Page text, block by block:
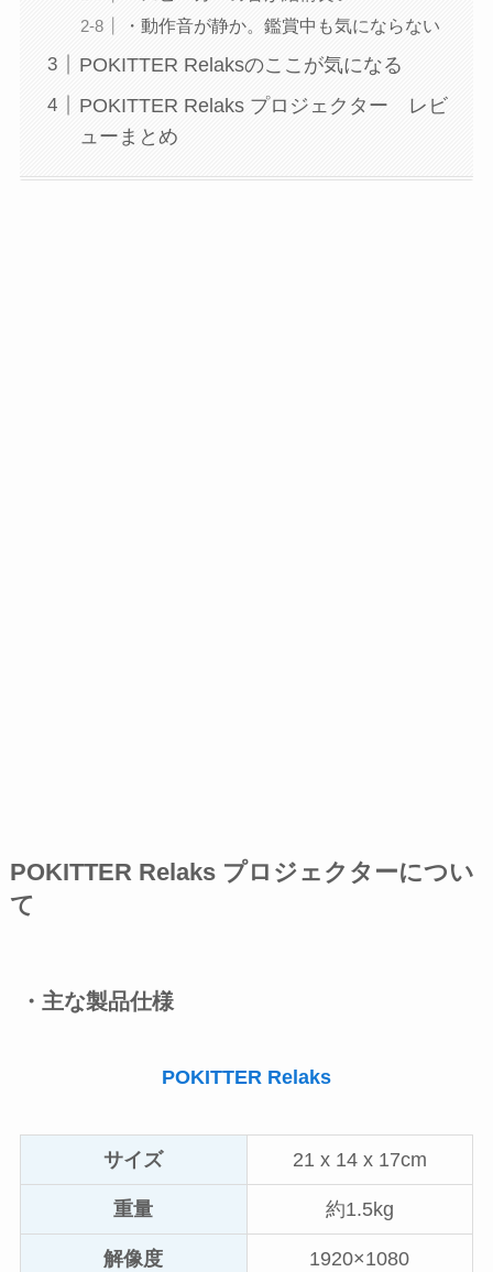
・動作音が静か。鑑賞中も気にならない
POKITTER Relaksのここが気になる
POKITTER Relaks プロジェクター レビ
ューまとめ
POKITTER Relaks プロジェクターについ
て
・主な製品仕様
POKITTER Relaks
サイズ 21 x 14 x 17cm
重量 約1.5kg
解像度 1920×1080